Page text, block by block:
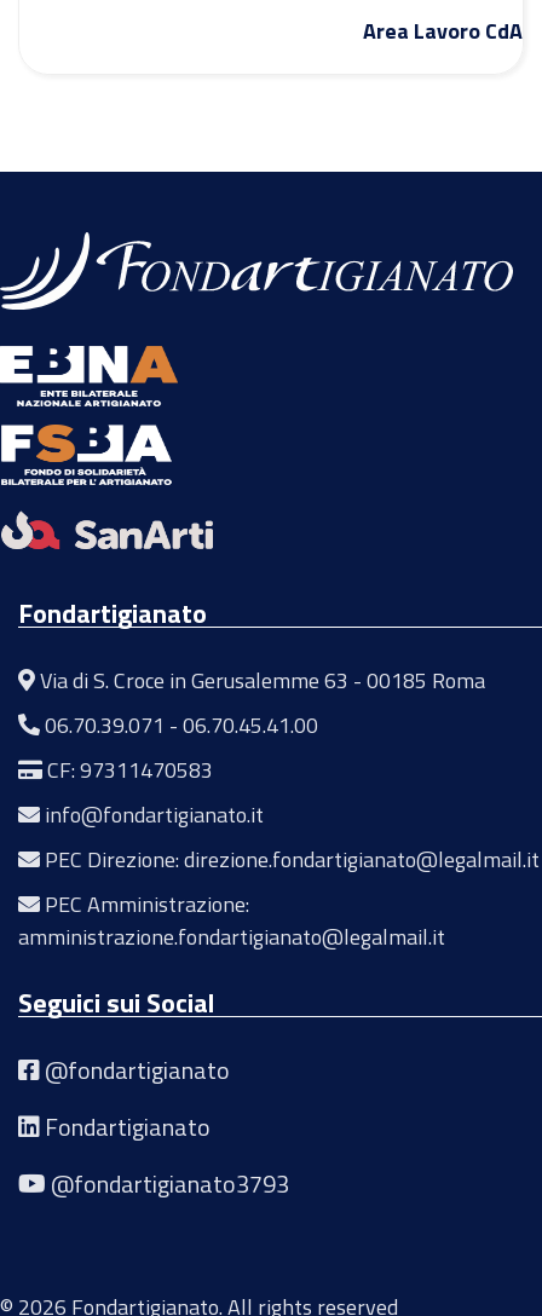
Area Lavoro CdA
Fondartigianato
Via di S. Croce in Gerusalemme 63 - 00185 Roma
06.70.39.071 -06.70.45.41.00
CF: 97311470583
info@fondartigianato.it
PEC Direzione: direzione.fondartigianato@legalmail.it
PEC Amministrazione:
amministrazione.fondartigianato@legalmail.it
Seguici sui Social
@fondartigianato
Fondartigianato
@fondartigianato3793
© 2026 Fondartigianato. All rights reserved